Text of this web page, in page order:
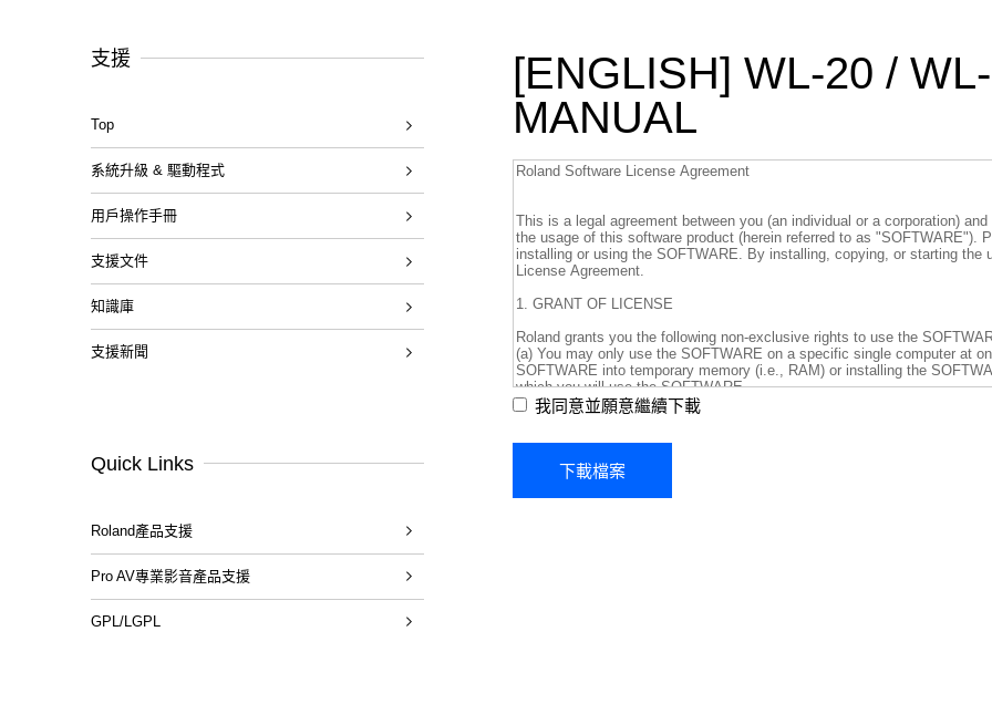
[ENGLISH] WL-20 /
MANUAL
我同意並願意繼續下載
支援
Top
系統升級 & 驅動程式
用戶操作手冊
支援文件
知識庫
支援新聞
Quick Links
Roland產品支援
Pro AV專業影音產品支援
GPL/LGPL